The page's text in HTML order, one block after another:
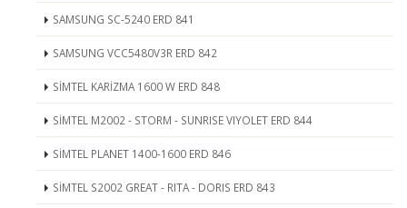
SAMSUNG SC-5240 ERD 841
SAMSUNG VCC5480V3R ERD 842
SİMTEL KARİZMA 1600 W ERD 848
SİMTEL M2002 - STORM - SUNRISE VIYOLET ERD 844
SİMTEL PLANET 1400-1600 ERD 846
SİMTEL S2002 GREAT - RITA - DORIS ERD 843